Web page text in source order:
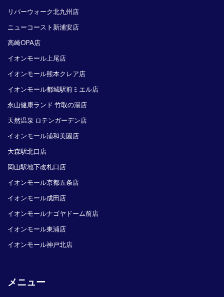
リバーウォーク北九州店
ニューコースト新浦安店
高崎OPA店
イオンモール上尾店
イオンモール熊本クレア店
イオンモール都城駅前ミエル店
永山健康ランド 竹取の湯店
天然温泉 ロテンガーデン店
イオンモール浦和美園店
大森駅北口店
岡山駅地下改札口店
イオンモール京都五条店
イオンモール成田店
イオンモールナゴヤドーム前店
イオンモール東浦店
イオンモール神戸北店
メニュー